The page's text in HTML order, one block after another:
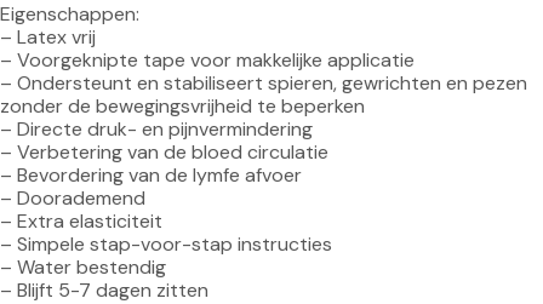
Eigenschappen:
– Latex vrij
– Voorgeknipte tape voor makkelijke applicatie
– Ondersteunt en stabiliseert spieren, gewrichten en pezen
zonder de bewegingsvrijheid te beperken
– Directe druk- en pijnvermindering
– Verbetering van de bloed circulatie
– Bevordering van de lymfe afvoer
– Doorademend
– Extra elasticiteit
– Simpele stap-voor-stap instructies
– Water bestendig
– Blijft 5-7 dagen zitten